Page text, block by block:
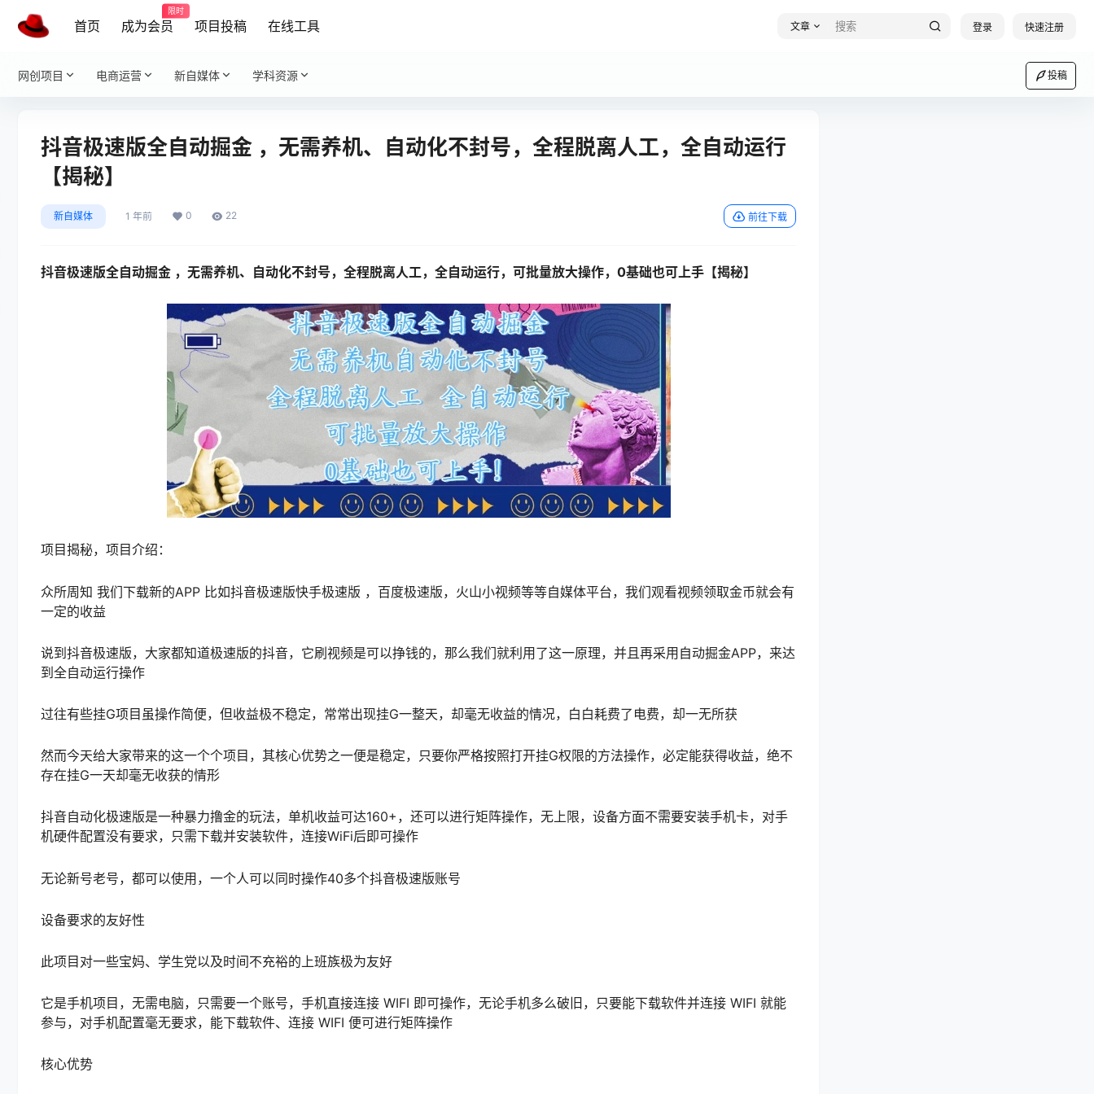
首页 成为会员
限时
项目投稿 在线工具 文章 登录 快速注册
网创项目 电商运营 新自媒体 学科资源 投稿
抖音极速版全自动掘金 ，无需养机、自动化不封号，全程脱离人工，全自动运行
【揭秘】
新自媒体 1 年前 0 22 前往下载
抖音极速版全自动掘金 ，无需养机、自动化不封号，全程脱离人工，全自动运行，可批量放大操作，0基础也可上手【揭秘】
项目揭秘，项目介绍：
众所周知 我们下载新的APP 比如抖音极速版快手极速版 ，百度极速版，火山小视频等等自媒体平台，我们观看视频领取金币就会有
一定的收益
说到抖音极速版，大家都知道极速版的抖音，它刷视频是可以挣钱的，那么我们就利用了这一原理，并且再采用自动掘金APP，来达
到全自动运行操作
过往有些挂G项目虽操作简便，但收益极不稳定，常常出现挂G一整天，却毫无收益的情况，白白耗费了电费，却一无所获
然而今天给大家带来的这一个个项目，其核心优势之一便是稳定，只要你严格按照打开挂G权限的方法操作，必定能获得收益，绝不
存在挂G一天却毫无收获的情形
抖音自动化极速版是一种暴力撸金的玩法，单机收益可达160+，还可以进行矩阵操作，无上限，设备方面不需要安装手机卡，对手
机硬件配置没有要求，只需下载并安装软件，连接WiFi后即可操作
无论新号老号，都可以使用，一个人可以同时操作40多个抖音极速版账号
设备要求的友好性
此项目对一些宝妈、学生党以及时间不充裕的上班族极为友好
它是手机项目，无需电脑，只需要一个账号，手机直接连接 WIFI 即可操作，无论手机多么破旧，只要能下载软件并连接 WIFI 就能
参与，对手机配置毫无要求，能下载软件、连接 WIFI 便可进行矩阵操作
核心优势